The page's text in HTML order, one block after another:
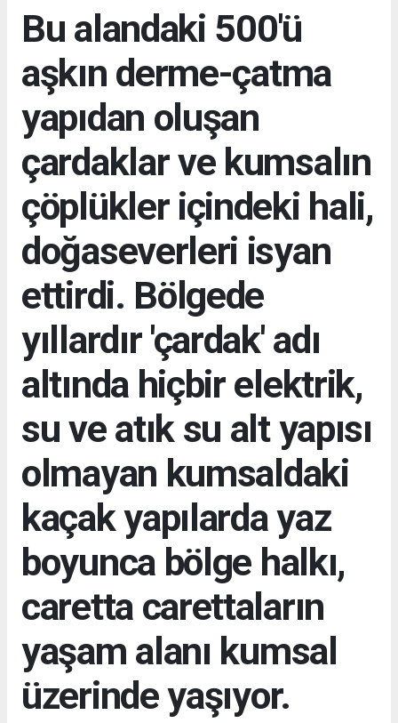
Bu alandaki 500'ü
aşkın derme-çatma
yapıdan oluşan
çardaklar ve kumsalın
çöplükler içindeki hali,
doğaseverleri isyan
ettirdi. Bölgede
yıllardır 'çardak' adı
altında hiçbir elektrik,
su ve atık su alt yapısı
olmayan kumsaldaki
kaçak yapılarda yaz
boyunca bölge halkı,
caretta carettaların
yaşam alanı kumsal
üzerinde yaşıyor.